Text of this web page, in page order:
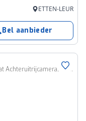
ETTEN-LEUR
Bel aanbieder
Citroen ë-Berlingo 50 kWh 136PK L2 Automaat Achteruitrijcamera, Apple Carplay, Android Auto, Climate Control, Cruise Control